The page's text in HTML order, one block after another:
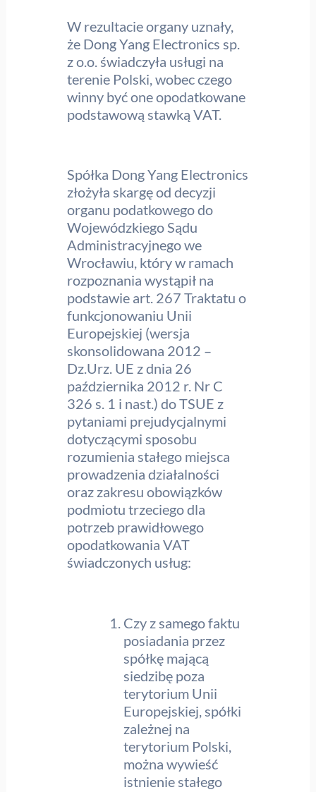
W rezultacie organy uznały,
że Dong Yang Electronics sp.
z o.o. świadczyła usługi na
terenie Polski, wobec czego
winny być one opodatkowane
podstawową stawką VAT.
Spółka Dong Yang Electronics
złożyła skargę od decyzji
organu podatkowego do
Wojewódzkiego Sądu
Administracyjnego we
Wrocławiu, który w ramach
rozpoznania wystąpił na
podstawie art. 267 Traktatu o
funkcjonowaniu Unii
Europejskiej (wersja
skonsolidowana 2012 –
Dz.Urz. UE z dnia 26
października 2012 r. Nr C
326 s. 1 i nast.) do TSUE z
pytaniami prejudycjalnymi
dotyczącymi sposobu
rozumienia stałego miejsca
prowadzenia działalności
oraz zakresu obowiązków
podmiotu trzeciego dla
potrzeb prawidłowego
opodatkowania VAT
świadczonych usług:
Czy z samego faktu
posiadania przez
spółkę mającą
siedzibę poza
terytorium Unii
Europejskiej, spółki
zależnej na
terytorium Polski,
można wywieść
istnienie stałego